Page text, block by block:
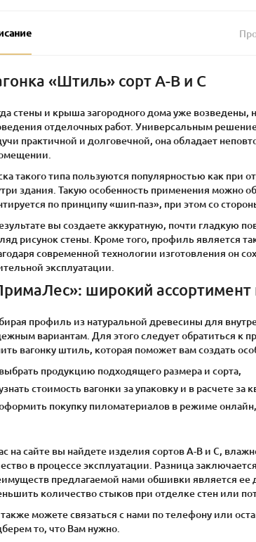
«Штиль» сорт A-B и С
стены и крыша загородного дома уже
отделочных работ. Универсальным
практичной и долговечной, она обладает
такого типа пользуются популярностью как при
здания. Такую особенность применения
по принципу «шип-паз», при этом со
вы создаете аккуратную, почти гладкую
рисунок стены. Кроме того, профиль является
современной технологии изготовления он
эксплуатации.
широкий
профиль из натуральной древесины для
вариантам. Для этого следует обратиться к
вагонку штиль, которая поможет вам создать
выбрать продукцию подходящего размера и сорта,
стоимость вагонки за упаковку и в расчете за
покупку пиломатериалов в режиме онлайн,
на сайте вы найдете изделия сортов А-В и С,
в процессе эксплуатации. Разница
предлагаемой нами обшивки является
количество стыков при отделке стен или
можете связаться с нами по телефону или
то, что Вам нужно.